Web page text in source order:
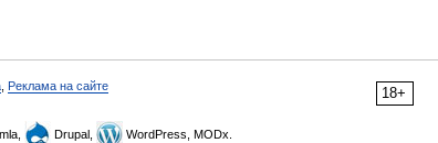
18+
Реклама на сайте
Drupal, WordPress, MODx.